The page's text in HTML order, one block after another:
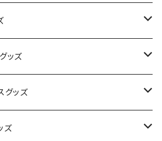
ッズ
グッズ
ズ